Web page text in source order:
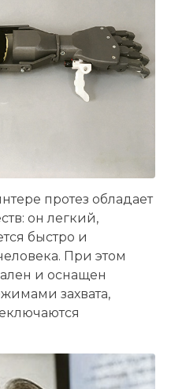
протез обладает
он легкий,
быстро и
При этом
и оснащен
захвата,